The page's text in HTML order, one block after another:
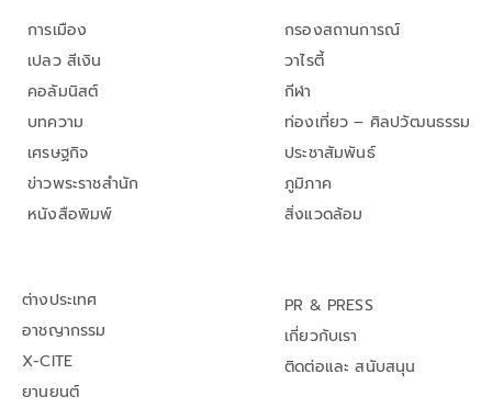
การเมือง
เปลว สีเงิน
คอลัมนิสต์
บทความ
เศรษฐกิจ
ข่าวพระราชสำนัก
หนังสือพิมพ์
กรองสถานการณ์
วาไรตี้
กีฬา
ท่องเที่ยว – ศิลปวัฒนธรรม
ประชาสัมพันธ์
ภูมิภาค
สิ่งแวดล้อม
ต่างประเทศ
อาชญากรรม
X-CITE
ยานยนต์
PR & PRESS
เกี่ยวกับเรา
ติดต่อและ สนับสนุน